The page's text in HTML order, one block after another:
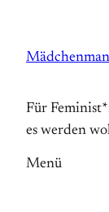
springen
Für
es werden
Menü